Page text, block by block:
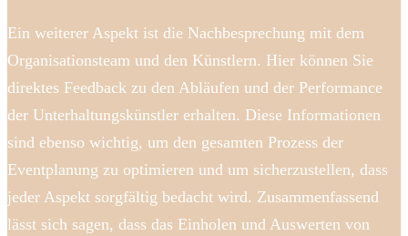
Ein weiterer Aspekt ist die Nachbesprechung mit dem
Organisationsteam und den Künstlern. Hier können Sie
direktes Feedback zu den Abläufen und der Performance
der Unterhaltungskünstler erhalten. Diese Informationen
sind ebenso wichtig, um den gesamten Prozess der
Eventplanung zu optimieren und um sicherzustellen, dass
jeder Aspekt sorgfältig bedacht wird. Zusammenfassend
lässt sich sagen, dass das Einholen und Auswerten von